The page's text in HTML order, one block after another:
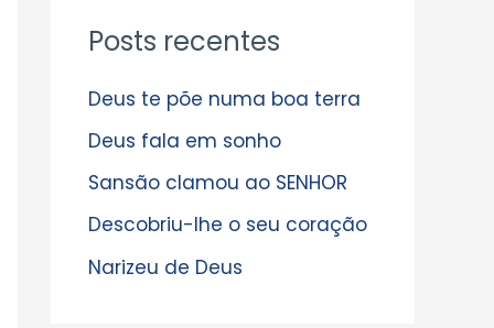
Posts recentes
Deus te põe numa boa terra
Deus fala em sonho
Sansão clamou ao SENHOR
Descobriu-lhe o seu coração
Narizeu de Deus